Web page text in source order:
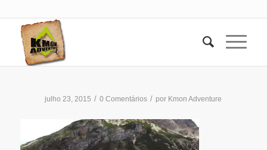
julho 23, 2015 / 0 Comentários / por Kmon Adventure